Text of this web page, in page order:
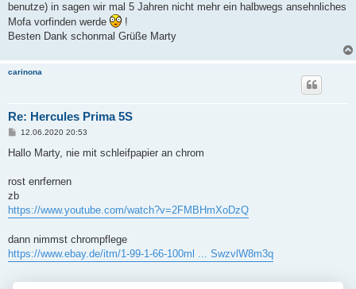
benutze) in sagen wir mal 5 Jahren nicht mehr ein halbwegs ansehnliches
Mofa vorfinden werde
!
Besten Dank schonmal Grüße Marty
carinona
Re: Hercules Prima 5S
B
i
a
12.06.2020 20:53
Hallo Marty, nie mit schleifpapier an chrom
rost enrfernen
zb
https://www.youtube.com/watch?v=2FMBHmXoDzQ
dann nimmst chrompflege
https://www.ebay.de/itm/1-99-1-66-100ml ... SwzvlW8m3q